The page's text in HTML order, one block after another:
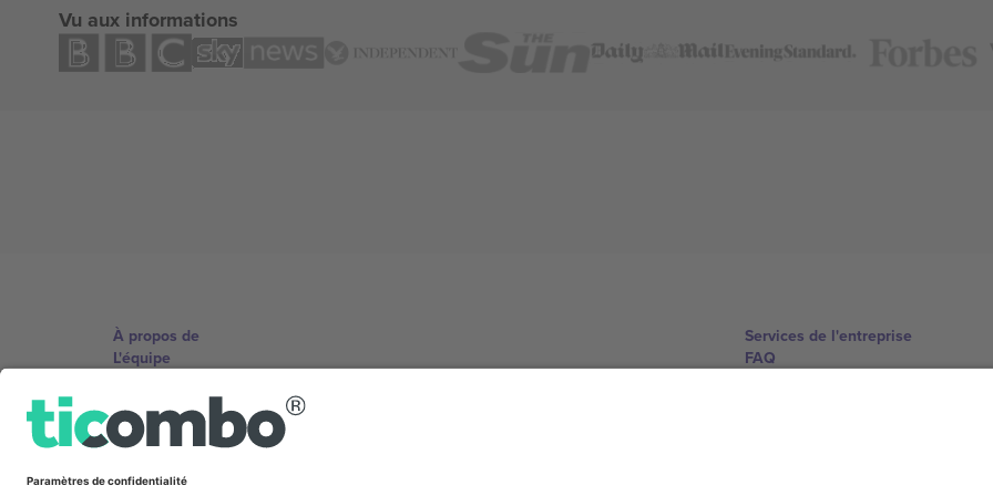
Vu aux informations
À propos de
L'équipe
Conditions générales
Programme d'affiliation
Services de l'entreprise
FAQ